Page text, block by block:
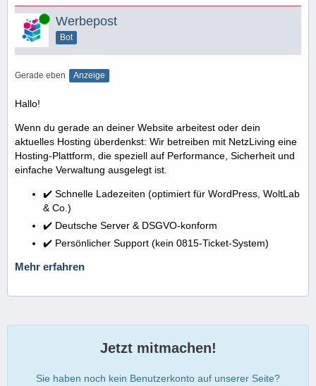
Online Werbepost
Bot
Gerade eben Anzeige
Hallo!
Wenn du gerade an deiner Website arbeitest oder dein
aktuelles Hosting überdenkst: Wir betreiben mit NetzLiving eine
Hosting-Plattform, die speziell auf Performance, Sicherheit und
einfache Verwaltung ausgelegt ist.
✔️ Schnelle Ladezeiten (optimiert für WordPress, WoltLab
& Co.)
✔️ Deutsche Server & DSGVO-konform
✔️ Persönlicher Support (kein 0815-Ticket-System)
Mehr erfahren
Jetzt mitmachen!
Sie haben noch kein Benutzerkonto auf unserer Seite?